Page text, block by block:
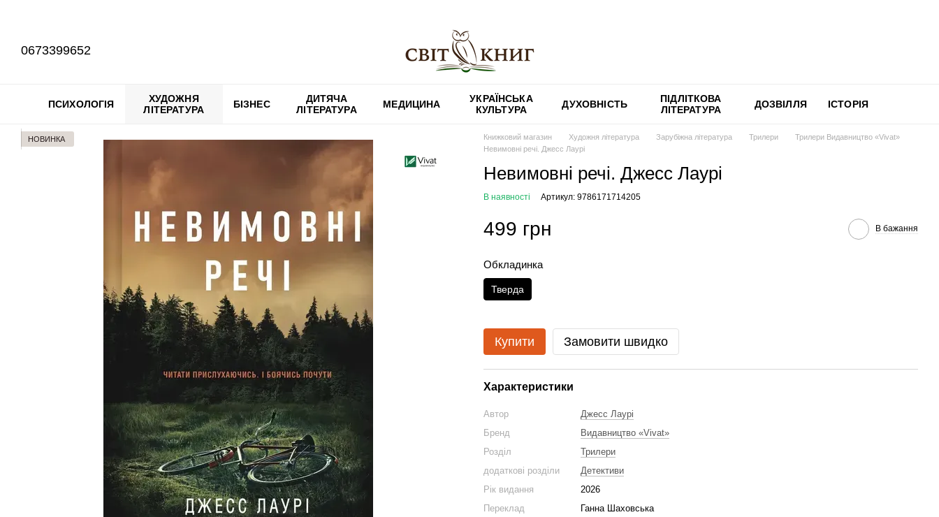
0673399652
ПСИХОЛОГІЯ
ХУДОЖНЯ
ЛІТЕРАТУРА
БІЗНЕС
ДИТЯЧА
ЛІТЕРАТУРА
МЕДИЦИНА
УКРАЇНСЬКА
КУЛЬТУРА
ДУХОВНІСТЬ
ПІДЛІТКОВА
ЛІТЕРАТУРА
ДОЗВІЛЛЯ ІСТОРІЯ
НОВИНКА Книжковий магазин Художня література Зарубіжна література Трилери
Трилери Видавництво «Vivat»
Невимовні речі. Джесс Лаурі
Невимовні речі. Джесс Лаурі
В наявності Артикул: 9786171714205
499 грн В бажання
Обкладинка
Тверда
Купити Замовити швидко
Характеристики
Автор
Джесс Лаурі
Бренд
Видавництво «Vivat»
Розділ
Трилери
додаткові розділи
Детективи
Рік видання
2026
Переклад
Ганна Шаховська